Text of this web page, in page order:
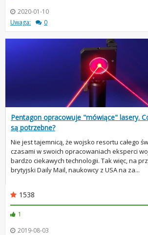
2020-01-10
Uwaga:
0
Pentagon opracowuje "mówiące" lasery.
są potrzebne?
Nie jest tajemnicą, że wojsko resortu całego
czasami w swoich opracowaniach eksperci
bardzo ciekawych technologii. Tak więc, na
brytyjski Daily Mail, naukowcy z USA na za...
1538
1
2019-08-03